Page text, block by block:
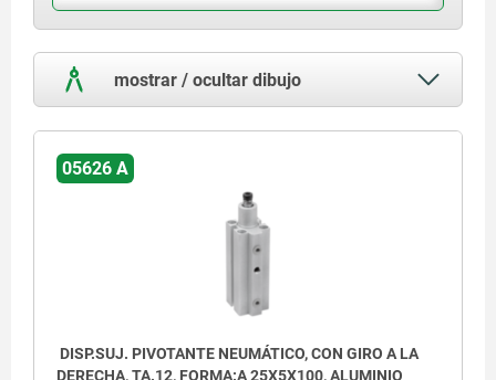
mostrar / ocultar dibujo
05626 A
DISP.SUJ. PIVOTANTE NEUMÁTICO, CON GIRO A LA
DERECHA, TA.12, FORMA:A 25X5X100, ALUMINIO